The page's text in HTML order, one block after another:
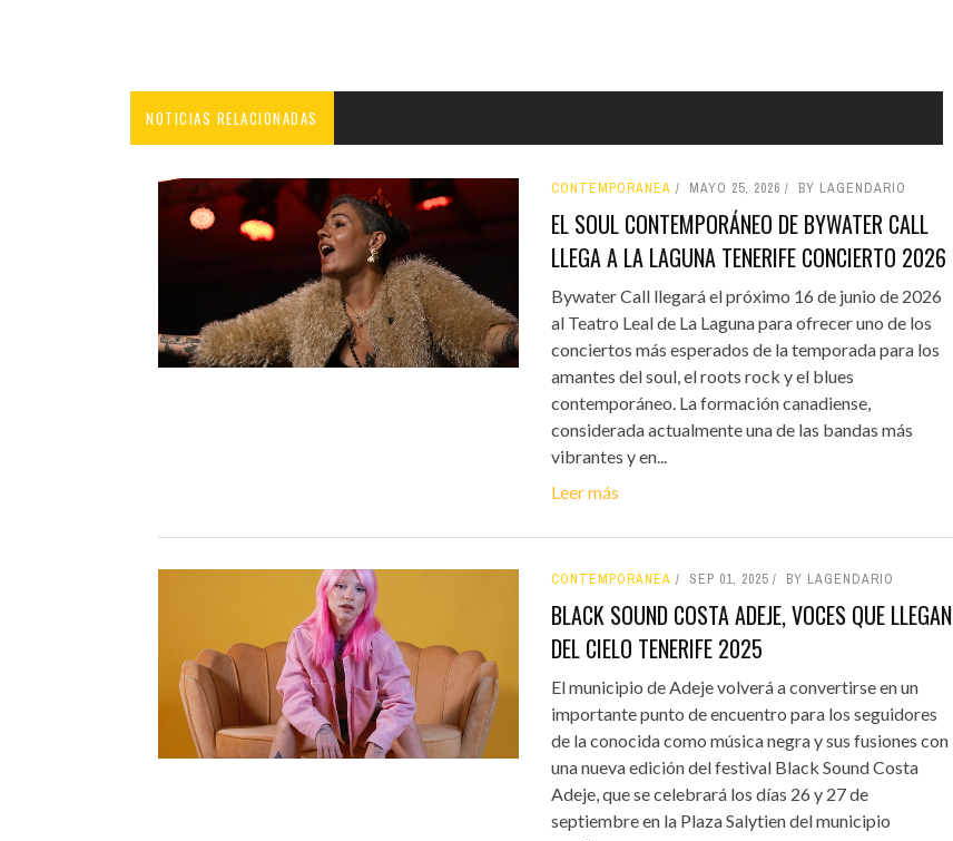
NOTICIAS RELACIONADAS
CONTEMPORÁNEA MAYO 25, 2026 BY LAGENDARIO
EL SOUL CONTEMPORÁNEO DE BYWATER CALL
LLEGA A LA LAGUNA TENERIFE CONCIERTO 2026
Bywater Call llegará el próximo 16 de junio de 2026
al Teatro Leal de La Laguna para ofrecer uno de los
conciertos más esperados de la temporada para los
amantes del soul, el roots rock y el blues
contemporáneo. La formación canadiense,
considerada actualmente una de las bandas más
vibrantes y en...
Leer más
CONTEMPORÁNEA SEP 01, 2025 BY LAGENDARIO
BLACK SOUND COSTA ADEJE, VOCES QUE LLEGAN
DEL CIELO TENERIFE 2025
El municipio de Adeje volverá a convertirse en un
importante punto de encuentro para los seguidores
de la conocida como música negra y sus fusiones con
una nueva edición del festival Black Sound Costa
Adeje, que se celebrará los días 26 y 27 de
septiembre en la Plaza Salytien del municipio